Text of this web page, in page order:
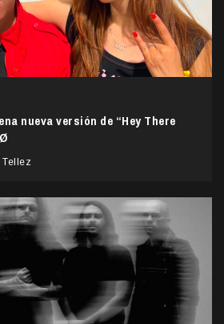
nueva versión de “Hey There
Tellez